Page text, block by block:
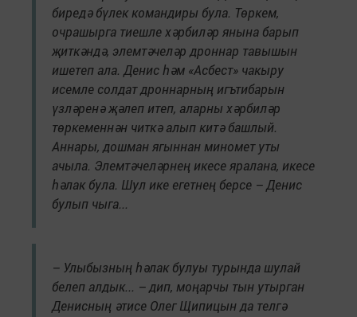
биредә бүлек командиры була. Төркем,
очрашырга тиешле хәрбиләр янына барып
җиткәндә, элемтәчеләр дроннар тавышын
ишетеп ала. Денис һәм «Асбест» чакыру
исемле солдат дроннарның игътибарын
үзләренә җәлеп итеп, аларны хәрбиләр
төркеменнән читкә алып китә башлый.
Аннары, дошман ягыннан миномет уты
ачыла. Элемтәчеләрнең икесе яралана, икесе
һәлак була. Шул ике егетнең берсе – Денис
булып чыга...
– Улыбызның һәлак булуы турында шулай
белеп алдык... – дип, моңарчы тын утырган
Денисның әтисе Олег Щипицын да телгә